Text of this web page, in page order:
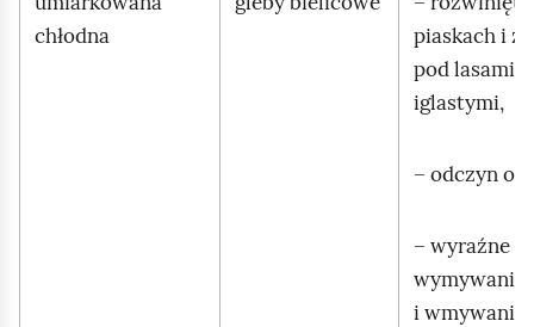
chłodna
piaskach i
pod lasami
iglastymi,
– odczyn
– wyraźne
wymywania
i wmywania